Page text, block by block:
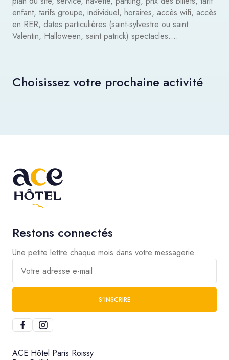
enfant, tarifs groupe, individuel, horaires, accès wifi, accès
en RER, dates particulières (saint-sylvestre ou saint
Valentin, Halloween, saint patrick) spectacles....
Choisissez votre prochaine activité
Restons connectés
Une petite lettre chaque mois dans votre messagerie
Votre adresse e-mail
S’INSCRIRE
ACE Hôtel Paris Roissy